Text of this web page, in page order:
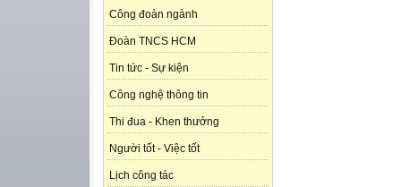
Công đoàn ngành
Đoàn TNCS HCM
Tin tức - Sự kiện
Công nghệ thông tin
Thi đua - Khen thưởng
Người tốt - Việc tốt
Lịch công tác